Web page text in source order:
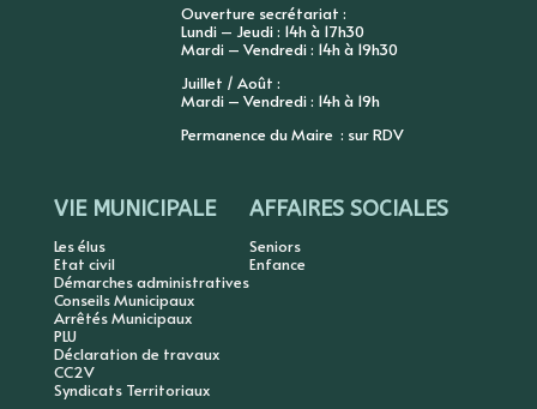
Ouverture secrétariat :
Lundi – Jeudi : 14h à 17h30
Mardi – Vendredi : 14h à 19h30
Juillet / Août :
Mardi – Vendredi : 14h à 19h
Permanence du Maire : sur RDV
VIE MUNICIPALE
Les élus
Etat civil
Démarches administratives
Conseils Municipaux
Arrêtés Municipaux
PLU
Déclaration de travaux
CC2V
Syndicats Territoriaux
AFFAIRES SOCIALES
Seniors
Enfance